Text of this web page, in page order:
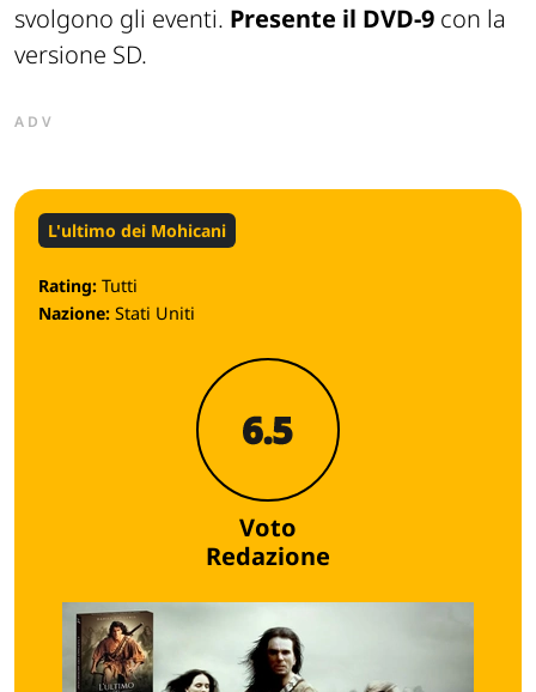
svolgono gli eventi. Presente il DVD-9 con la
versione SD.
ADV
L'ultimo dei Mohicani
Rating: Tutti
Nazione: Stati Uniti
6.5
Voto
Redazione